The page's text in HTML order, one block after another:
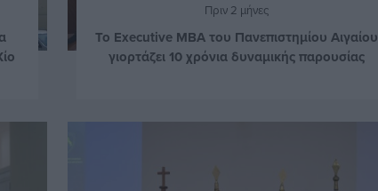
Πριν 2 μήνες
Το Executive MBA του Πανεπιστημίου Αιγαίου
γιορτάζει 10 χρόνια δυναμικής παρουσίας